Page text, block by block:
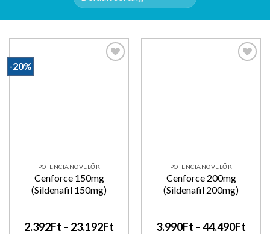
-20%
POTENCIANÖVELŐK
Cenforce 150mg
(Sildenafil 150mg)
2.392Ft – 23.192Ft
POTENCIANÖVELŐK
Cenforce 200mg
(Sildenafil 200mg)
3.990Ft –44.490Ft